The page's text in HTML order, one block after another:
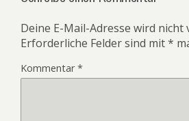
Deine E-Mail-Adresse wird
Erforderliche Felder sind mit*
Kommentar*